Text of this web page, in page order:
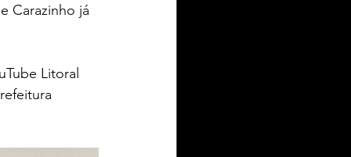
Carazinho já
Litoral